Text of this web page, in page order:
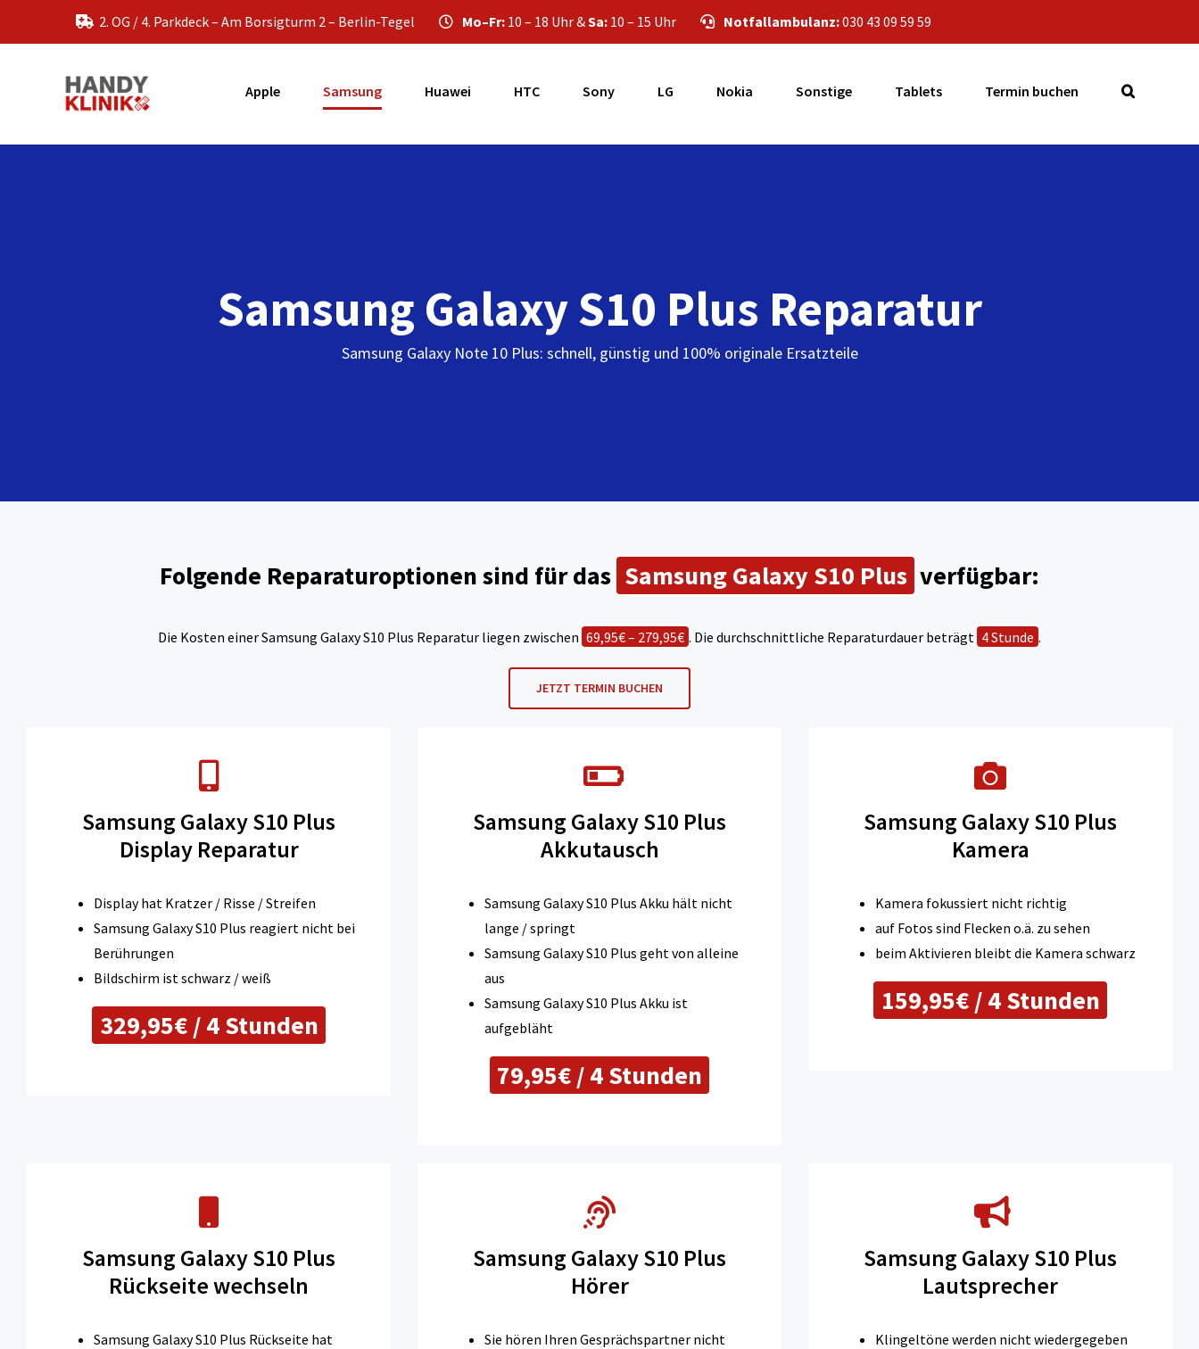
2. OG / 4. Parkdeck – Am Borsigturm 2 – Berlin-Tegel Mo–Fr: 10 – 18 Uhr &Sa: 10 – 15 Uhr Notfallambulanz:030 43 09 59 59
Apple Samsung Huawei HTC Sony LG Nokia Sonstige Tablets Termin buchen
Samsung Galaxy S10 Plus Reparatur
Samsung Galaxy Note 10 Plus: schnell, günstig und 100% originale Ersatzteile
Folgende Reparaturoptionen sind für das Samsung Galaxy S10 Plus verfügbar:
Die Kosten einer Samsung Galaxy S10 Plus Reparatur liegen zwischen 69,95€ – 279,95€ . Die durchschnittliche Reparaturdauer beträgt 4 Stunde .
JETZT TERMIN BUCHEN
Samsung Galaxy S10 Plus
Display Reparatur
Display hat Kratzer / Risse / Streifen
Samsung Galaxy S10 Plus reagiert nicht bei
Berührungen
Bildschirm ist schwarz / weiß
329,95€ / 4 Stunden
Samsung Galaxy S10 Plus
Akkutausch
Samsung Galaxy S10 Plus Akku hält nicht
lange / springt
Samsung Galaxy S10 Plus geht von alleine
aus
Samsung Galaxy S10 Plus Akku ist
aufgebläht
79,95€ / 4 Stunden
Samsung Galaxy S10 Plus
Kamera
Kamera fokussiert nicht richtig
auf Fotos sind Flecken o.ä. zu sehen
beim Aktivieren bleibt die Kamera schwarz
159,95€ / 4 Stunden
Samsung Galaxy S10 Plus
Rückseite wechseln
Samsung Galaxy S10 Plus Rückseite hat
Samsung Galaxy S10 Plus
Hörer
Sie hören Ihren Gesprächspartner nicht
Samsung Galaxy S10 Plus
Lautsprecher
Klingeltöne werden nicht wiedergegeben